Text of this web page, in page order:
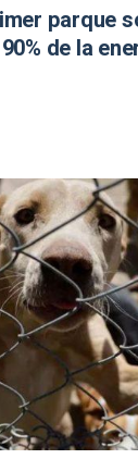
parque
de la